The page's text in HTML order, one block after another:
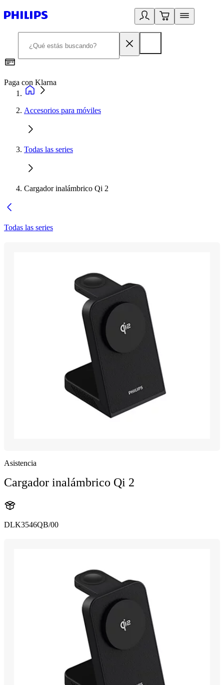
Paga con Klarna
Accesorios para móviles
Todas las series
Cargador inalámbrico Qi 2
Todas las series
Asistencia
Cargador inalámbrico Qi 2
DLK3546QB/00